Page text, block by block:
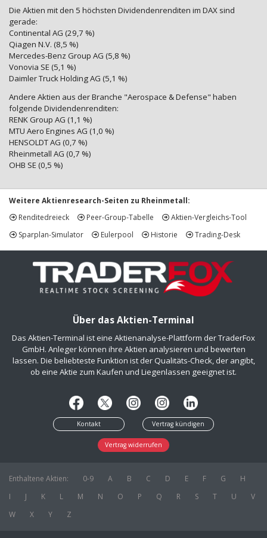
Die Aktien mit den 5 höchsten Dividendenrenditen im DAX sind
gerade:
Continental AG (29,7 %)
Qiagen N.V. (8,5 %)
Mercedes-Benz Group AG (5,8 %)
Vonovia SE (5,1 %)
Daimler Truck Holding AG (5,1 %)
Andere Aktien aus der Branche "Aerospace & Defense" haben
folgende Dividendenrenditen:
RENK Group AG (1,1 %)
MTU Aero Engines AG (1,0 %)
HENSOLDT AG (0,7 %)
Rheinmetall AG (0,7 %)
OHB SE (0,5 %)
Weitere Aktienresearch-Seiten zu Rheinmetall:
Renditedreieck
Peer-Group-Tabelle
Aktien-Vergleichs-Tool
Sparplan-Simulator
Eulerpool Historie Trading-Desk
Über das Aktien-Terminal
Das Aktien-Terminal ist eine Aktienanalyse-Plattform der TraderFox
GmbH. Anleger können ihre Aktien analysieren und bewerten
lassen. Die beliebteste Funktion ist der Qualitäts-Check, der angibt,
ob eine Aktie zum Kaufen und Liegenlassen geeignet ist.
Kontakt Vertrag kündigen
Vertrag widerrufen
Enthaltene Aktien: 0-9 A B C D E F G
H
I
J K L M N O P Q R S T U
V
W
X Y Z